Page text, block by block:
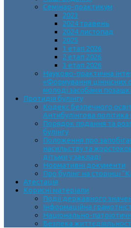
Семінар-практикум
2023
2024 травень
2024 листопад
2025
1 етап 2026
2 етап 2026
3 етап 2026
Науково-практична
«Формування ціннісних
молоді засобами
Протидія булінгу
Кодекс безпечного
Антибулінгова
Порядок подання та
булінгу
Положення про
насильству та
дітьми у закладі
Нормативні документи
Про булінг на сторінці
Атестація
Корисні матеріали
Події державного
Інформаційна
Національно-
Безпека